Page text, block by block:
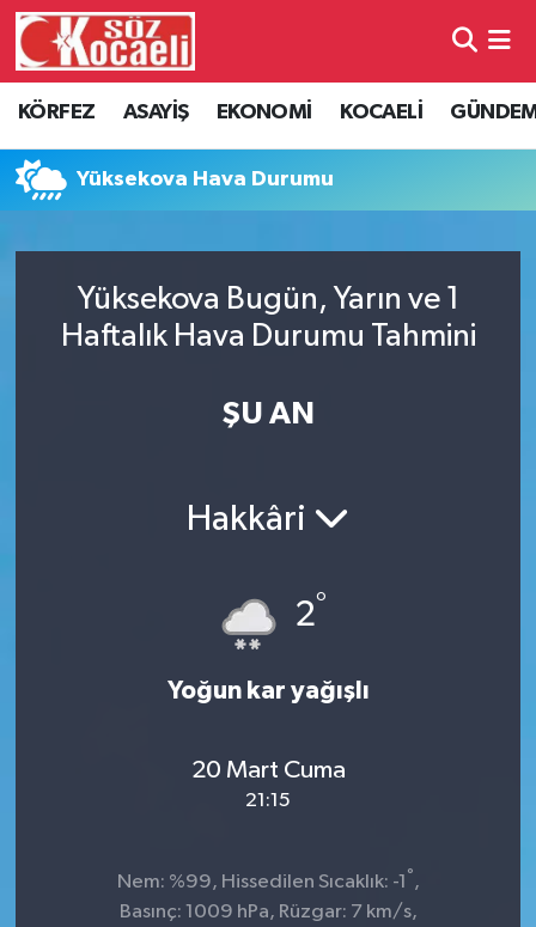
KÖRFEZ ASAYİŞ EKONOMİ KOCAELİ
Yüksekova Hava Durumu
Yüksekova Bugün, Yarın ve 1
Haftalık Hava Durumu Tahmini
ŞU AN
Hakkâri
2°
Yoğun kar yağışlı
20 Mart Cuma
21:15
Nem: %99, Hissedilen Sıcaklık: -1 ° ,
Basınç: 1009 hPa, Rüzgar: 7 km/s,
Kocaeli Hava Durumu
Kocaeli Namaz Vakitleri
Süper Lig Puan Durumu ve Fikstür